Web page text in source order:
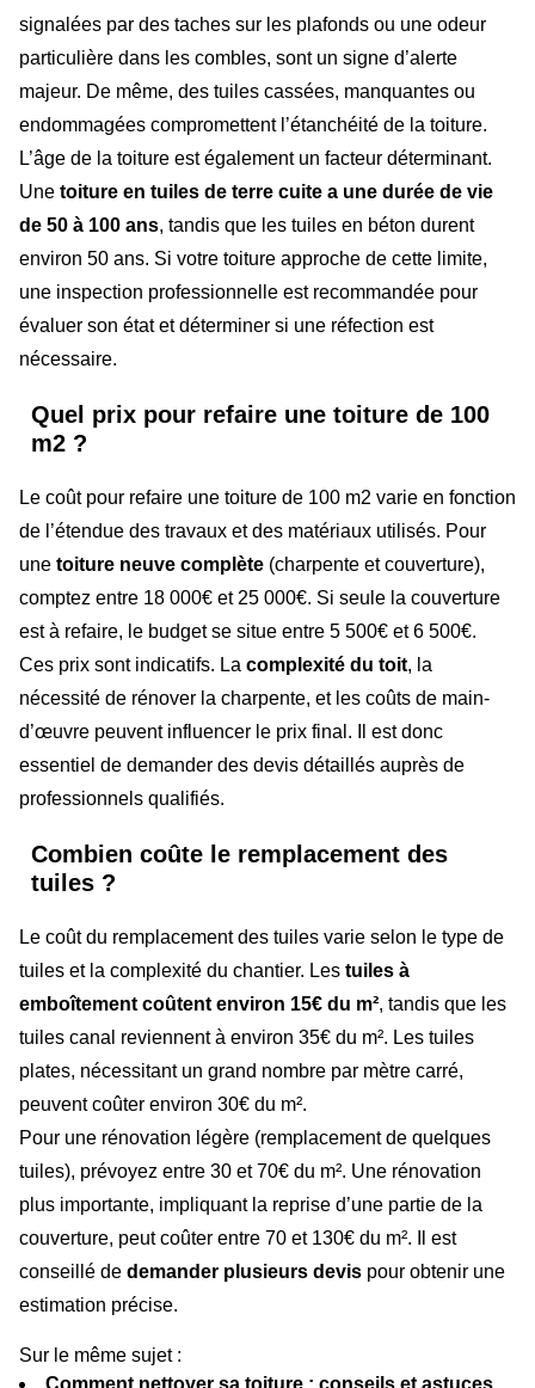
signalées par des taches sur les plafonds ou une odeur
particulière dans les combles, sont un signe d’alerte
majeur. De même, des tuiles cassées, manquantes ou
endommagées compromettent l’étanchéité de la toiture.
L’âge de la toiture est également un facteur déterminant.
Une toiture en tuiles de terre cuite a une durée de vie
de 50 à 100 ans, tandis que les tuiles en béton durent
environ 50 ans. Si votre toiture approche de cette limite,
une inspection professionnelle est recommandée pour
évaluer son état et déterminer si une réfection est
nécessaire.
Quel prix pour refaire une toiture de 100
m2 ?
Le coût pour refaire une toiture de 100 m2 varie en fonction
de l’étendue des travaux et des matériaux utilisés. Pour
une toiture neuve complète (charpente et couverture),
comptez entre 18 000€ et 25 000€. Si seule la couverture
est à refaire, le budget se situe entre 5 500€ et 6 500€.
Ces prix sont indicatifs. La complexité du toit, la
nécessité de rénover la charpente, et les coûts de main-
d’œuvre peuvent influencer le prix final. Il est donc
essentiel de demander des devis détaillés auprès de
professionnels qualifiés.
Combien coûte le remplacement des
tuiles ?
Le coût du remplacement des tuiles varie selon le type de
tuiles et la complexité du chantier. Les tuiles à
emboîtement coûtent environ 15€ du m², tandis que les
tuiles canal reviennent à environ 35€ du m². Les tuiles
plates, nécessitant un grand nombre par mètre carré,
peuvent coûter environ 30€ du m².
Pour une rénovation légère (remplacement de quelques
tuiles), prévoyez entre 30 et 70€ du m². Une rénovation
plus importante, impliquant la reprise d’une partie de la
couverture, peut coûter entre 70 et 130€ du m². Il est
conseillé de demander plusieurs devis pour obtenir une
estimation précise.
Sur le même sujet :